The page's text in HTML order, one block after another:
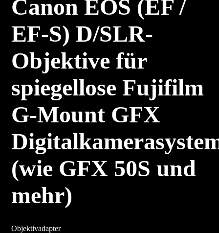
Canon EOS (EF /
EF-S) D/SLR-
Objektive für
spiegellose Fujifilm
G-Mount GFX
(wie GFX 50S und
mehr)
Objektivadapter